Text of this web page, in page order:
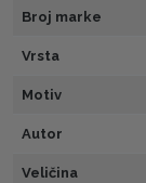
Broj marke
Vrsta
Motiv
Autor
Veličina